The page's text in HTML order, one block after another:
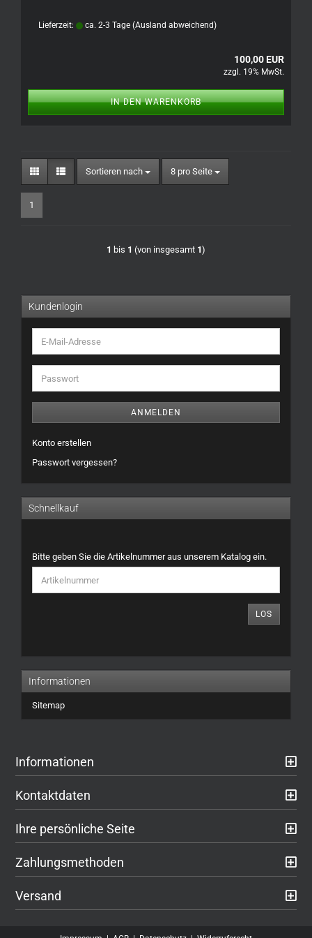
Lieferzeit: ca. 2-3 Tage (Ausland abweichend)
100,00 EUR
zzgl. 19% MwSt.
IN DEN WARENKORB
Sortieren nach
Sortieren nach 8 pro Seite
pro Seite
1
1 bis 1 (von insgesamt 1)
Kundenlogin
E-
Mail-
Adresse
Passwort
ANMELDEN
Konto erstellen
Passwort vergessen?
Schnellkauf
BITTE
GEBEN
SIE
DIE
EIN.
Bitte geben Sie die Artikelnummer aus unserem Katalog ein.
LOS
Informationen
Sitemap
Informationen
Kontaktdaten
Ihre persönliche Seite
Zahlungsmethoden
Versand